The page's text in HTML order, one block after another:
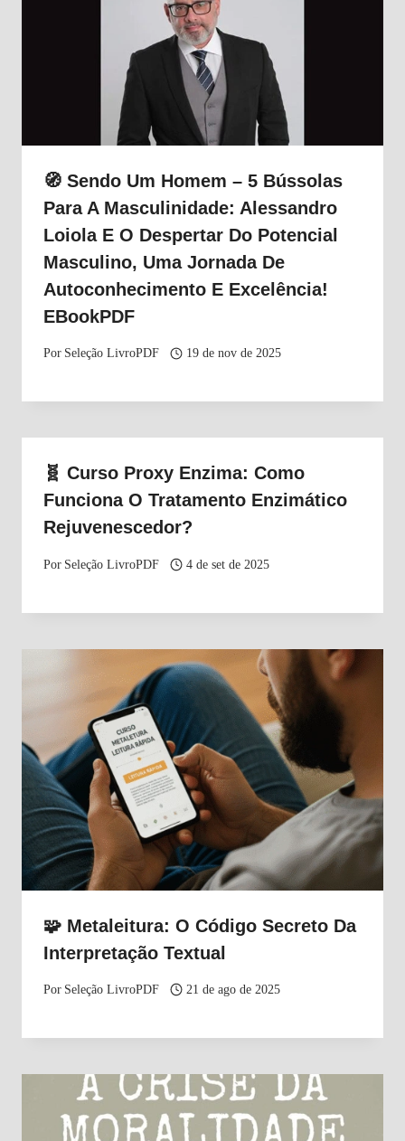
🧭 Sendo Um Homem – 5 Bússolas
Para A Masculinidade: Alessandro
Loiola E O Despertar Do Potencial
Masculino, Uma Jornada De
Autoconhecimento E Excelência!
EBookPDF
Por Seleção LivroPDF 19 de nov de 2025
🧬 Curso Proxy Enzima: Como
Funciona O Tratamento Enzimático
Rejuvenescedor?
Por Seleção LivroPDF 4 de set de 2025
🧩 Metaleitura: O Código Secreto Da
Interpretação Textual
Por Seleção LivroPDF 21 de ago de 2025